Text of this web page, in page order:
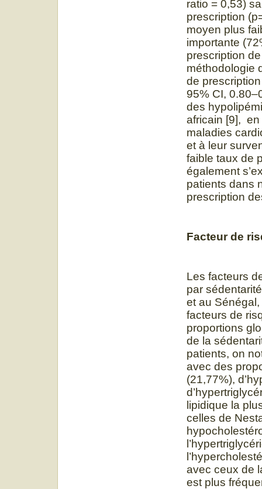
ratio = 0,53)
prescription
moyen plus
importante
prescription
méthodologie
de
95% CI,
des
africain [9], en
maladies
et à leur
faible taux de
également
patients dans
prescription
Facteur de
Les facteurs
par
et au
facteurs de
proportions
de la
patients, on
avec des
(21,77%),
lipidique la
celles de
avec ceux de
est plus